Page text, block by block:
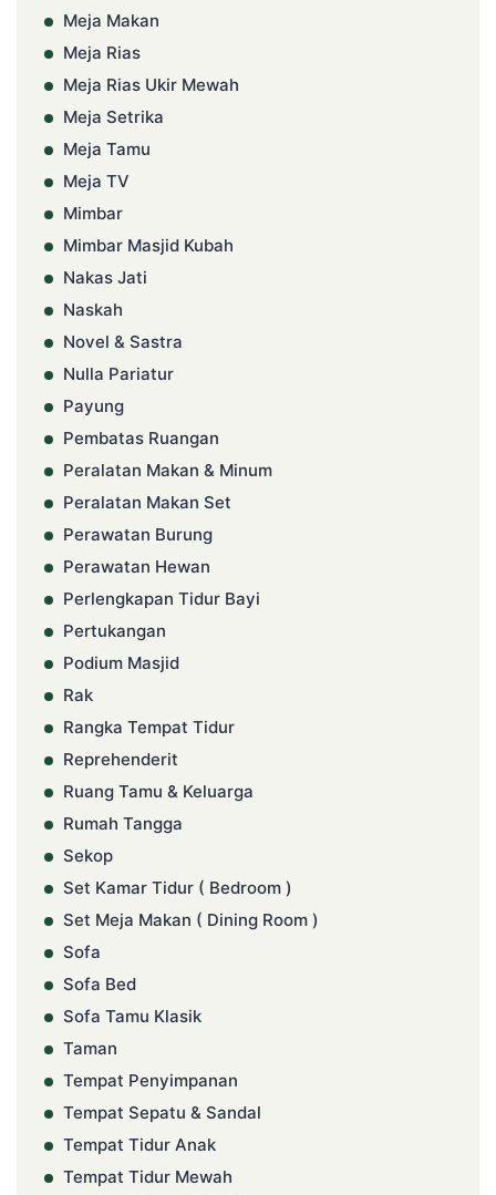
Meja Makan
Meja Rias
Meja Rias Ukir Mewah
Meja Setrika
Meja Tamu
Meja TV
Mimbar
Mimbar Masjid Kubah
Nakas Jati
Naskah
Novel & Sastra
Nulla Pariatur
Payung
Pembatas Ruangan
Peralatan Makan & Minum
Peralatan Makan Set
Perawatan Burung
Perawatan Hewan
Perlengkapan Tidur Bayi
Pertukangan
Podium Masjid
Rak
Rangka Tempat Tidur
Reprehenderit
Ruang Tamu & Keluarga
Rumah Tangga
Sekop
Set Kamar Tidur ( Bedroom )
Set Meja Makan ( Dining Room )
Sofa
Sofa Bed
Sofa Tamu Klasik
Taman
Tempat Penyimpanan
Tempat Sepatu & Sandal
Tempat Tidur Anak
Tempat Tidur Mewah